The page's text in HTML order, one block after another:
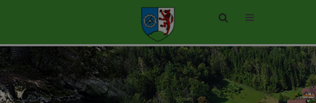
Site
toggle